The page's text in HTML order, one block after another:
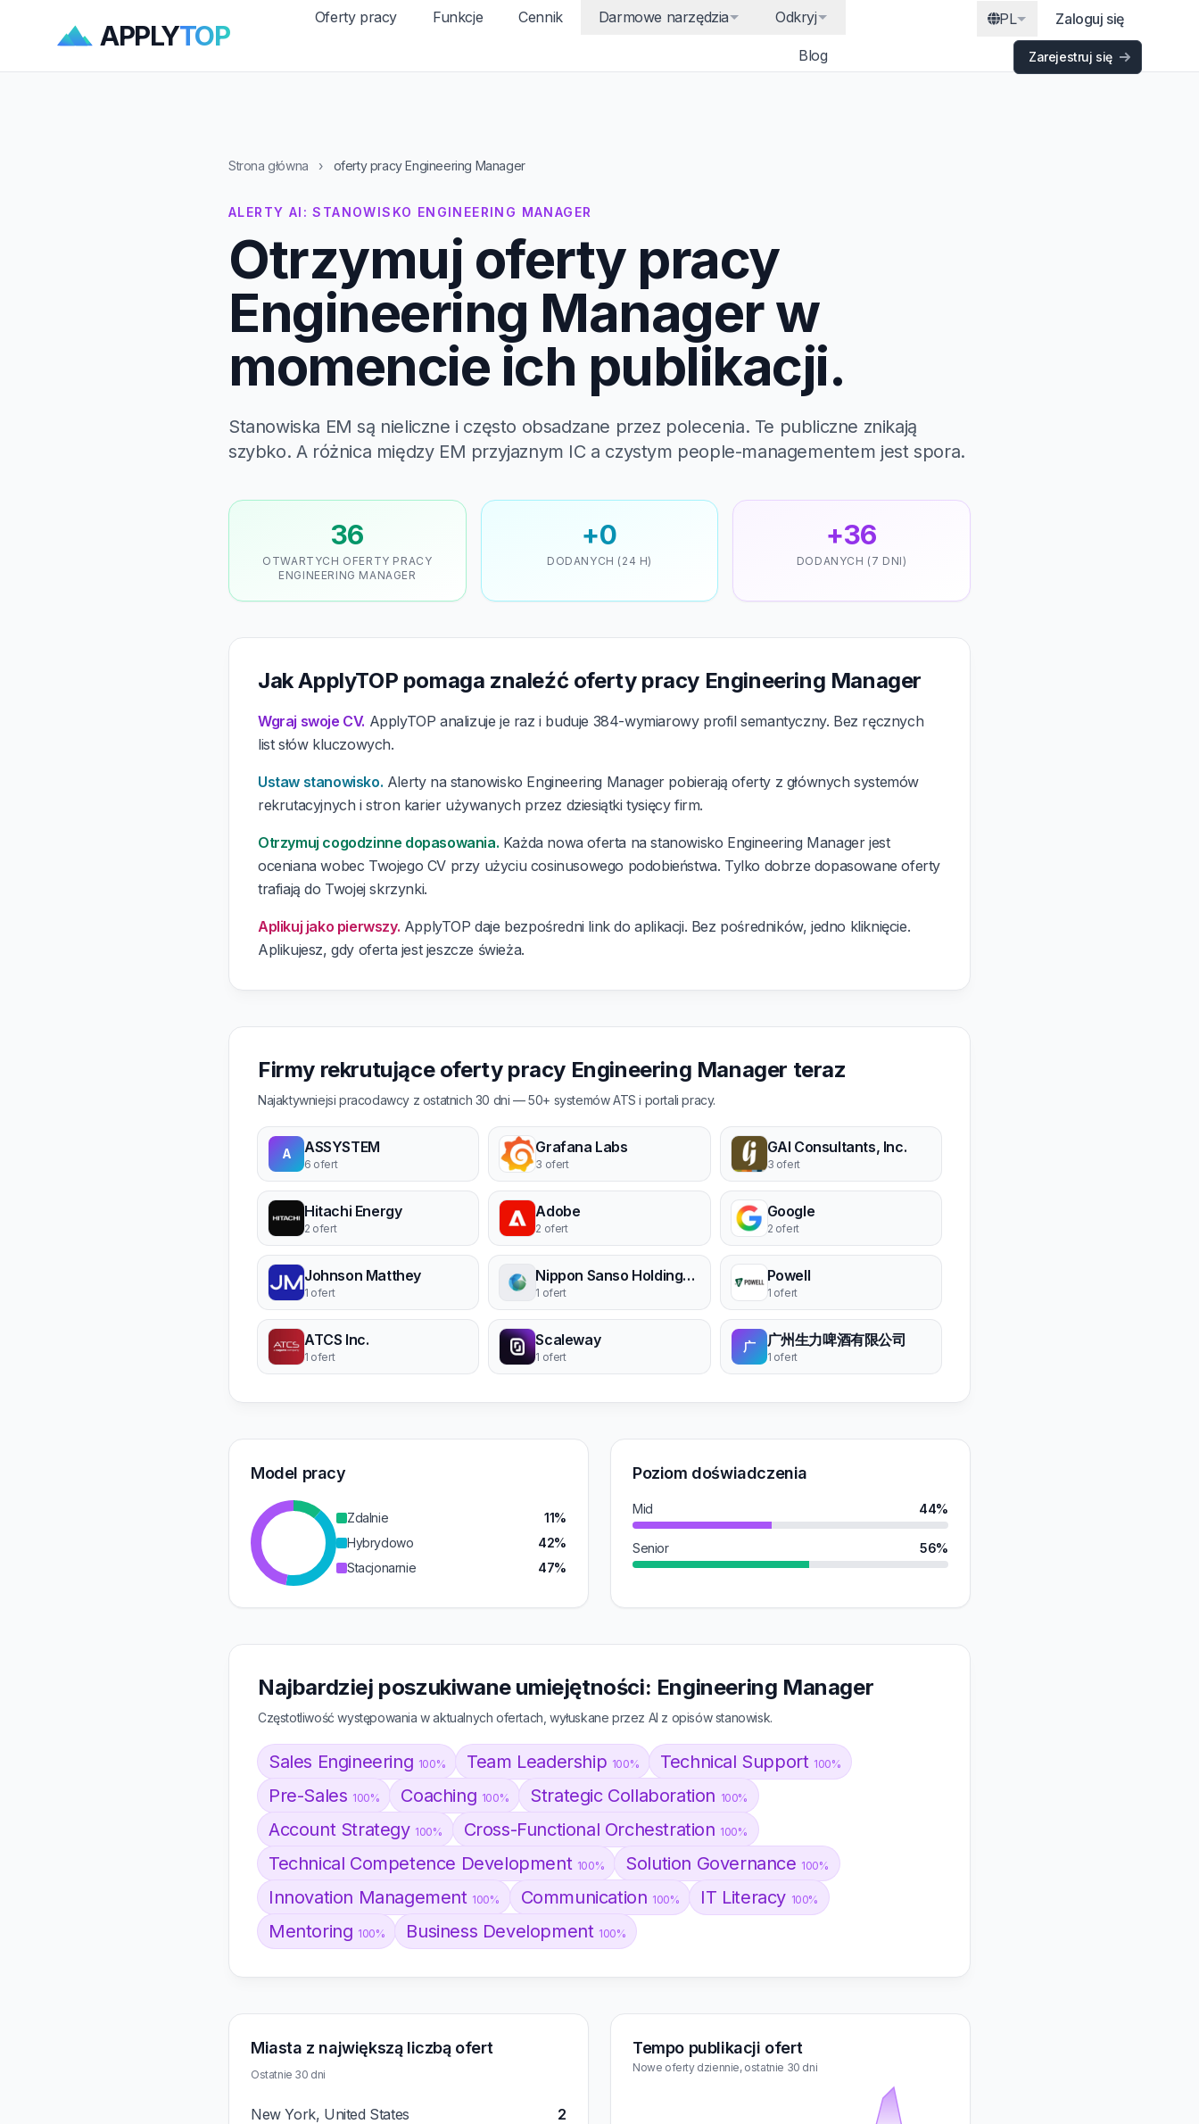
APPLYTOP
Oferty pracy Funkcje Cennik Darmowe narzędzia Odkryj
Blog
PL Zaloguj się
Zarejestruj się
Strona główna › oferty pracy Engineering Manager
ALERTY AI: STANOWISKO ENGINEERING MANAGER
Otrzymuj oferty pracy
Engineering Manager w
momencie ich publikacji.
Stanowiska EM są nieliczne i często obsadzane przez polecenia. Te publiczne znikają
szybko. A różnica między EM przyjaznym IC a czystym people-managementem jest spora.
36
OTWARTYCH OFERTY PRACY
ENGINEERING MANAGER
+0
DODANYCH (24 H)
+36
DODANYCH (7 DNI)
Jak ApplyTOP pomaga znaleźć oferty pracy Engineering Manager
Wgraj swoje CV. ApplyTOP analizuje je raz i buduje 384-wymiarowy profil semantyczny. Bez ręcznych
list słów kluczowych.
Ustaw stanowisko. Alerty na stanowisko Engineering Manager pobierają oferty z głównych systemów
rekrutacyjnych i stron karier używanych przez dziesiątki tysięcy firm.
Otrzymuj cogodzinne dopasowania. Każda nowa oferta na stanowisko Engineering Manager jest
oceniana wobec Twojego CV przy użyciu cosinusowego podobieństwa. Tylko dobrze dopasowane oferty
trafiają do Twojej skrzynki.
Aplikuj jako pierwszy. ApplyTOP daje bezpośredni link do aplikacji. Bez pośredników, jedno kliknięcie.
Aplikujesz, gdy oferta jest jeszcze świeża.
Firmy rekrutujące oferty pracy Engineering Manager teraz
Najaktywniejsi pracodawcy z ostatnich 30 dni — 50+ systemów ATS i portali pracy.
A ASSYSTEM
6 ofert
Grafana Labs
3 ofert
GAI Consultants, Inc.
3 ofert
Hitachi Energy
2 ofert
Adobe
2 ofert
Google
2 ofert
Johnson Matthey
1 ofert
Nippon Sanso Holdings Corporation
1 ofert
Powell
1 ofert
ATCS Inc.
1 ofert
Scaleway
1 ofert
广 广州生力啤酒有限公司
1 ofert
Model pracy
Zdalnie
11%
Hybrydowo
42%
Stacjonarnie
47%
Poziom doświadczenia
Mid 44%
Senior 56%
Najbardziej poszukiwane umiejętności: Engineering Manager
Częstotliwość występowania w aktualnych ofertach, wyłuskane przez AI z opisów stanowisk.
Sales Engineering 100% Team Leadership 100% Technical Support 100%
Pre-Sales 100% Coaching 100% Strategic Collaboration 100%
Account Strategy 100% Cross-Functional Orchestration 100%
Technical Competence Development 100% Solution Governance 100%
Innovation Management 100% Communication 100% IT Literacy 100%
Mentoring 100% Business Development 100%
Miasta z największą liczbą ofert
Ostatnie 30 dni
New York, United States 2
Tempo publikacji ofert
Nowe oferty dziennie, ostatnie 30 dni